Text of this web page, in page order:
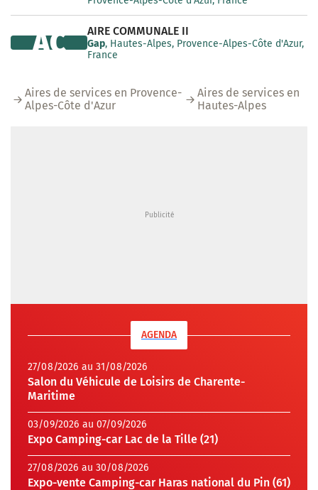
AIRE COMMUNALE II
Gap, Hautes-Alpes, Provence-Alpes-Côte d'Azur,
France
AC
Aires de services en Provence-
Alpes-Côte d'Azur
Aires de services en
Hautes-Alpes
AGENDA
27/08/2026 au 31/08/2026
Salon du Véhicule de Loisirs de Charente-
Maritime
03/09/2026 au 07/09/2026
Expo Camping-car Lac de la Tille (21)
27/08/2026 au 30/08/2026
Expo-vente Camping-car Haras national du Pin (61)